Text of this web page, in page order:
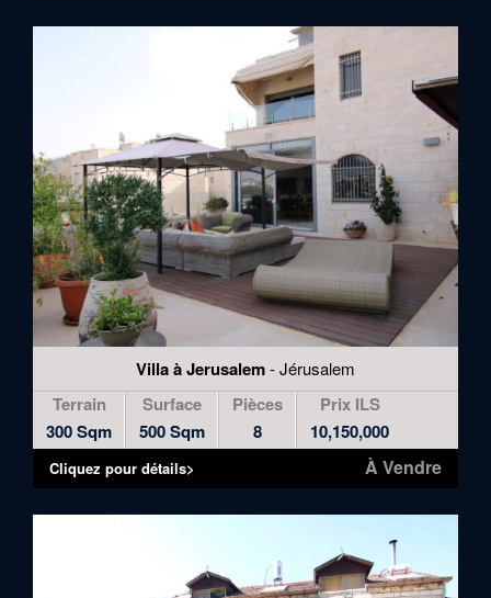
Villa à Jerusalem- Jérusalem
Terrain
300 Sqm
Surface
500 Sqm
Pièces
8
Prix ILS
10,150,000
À Vendre
Cliquez pour détails>